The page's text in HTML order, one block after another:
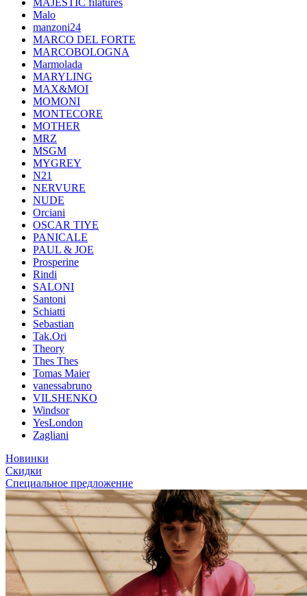
MAJESTIC filatures
Malo
manzoni24
MARCO DEL FORTE
MARCOBOLOGNA
Marmolada
MARYLING
MAX&MOI
MOMONI
MONTECORE
MOTHER
MRZ
MSGM
MYGREY
N21
NERVURE
NUDE
Orciani
OSCAR TIYE
PANICALE
PAUL & JOE
Prosperine
Rindi
SALONI
Santoni
Schiatti
Sebastian
Tak.Ori
Theory
Thes Thes
Tomas Maier
vanessabruno
VILSHENKO
Windsor
YesLondon
Zagliani
Новинки
Скидки
Специальное предложение